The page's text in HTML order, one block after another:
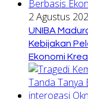
2 Agustus
UNIBA
Kebijakan
Ekonomi